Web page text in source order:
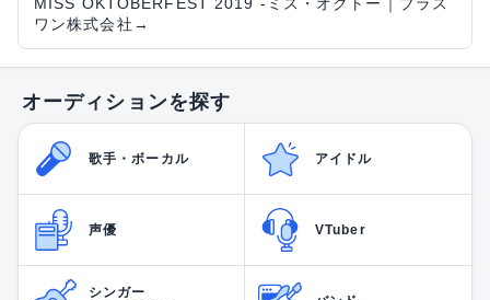
MISS OKTOBERFEST 2019 -ミス・オクトー｜プラス
ワン株式会社 →
オーディションを探す
歌手・ボーカル アイドル
声優 VTuber
シンガー